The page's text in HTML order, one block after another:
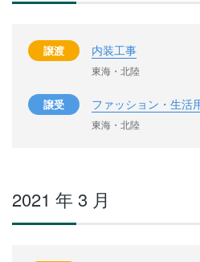
譲渡 内装工事
東海・北陸
譲受 ファッション・生活
東海・北陸
2021 年 3 月